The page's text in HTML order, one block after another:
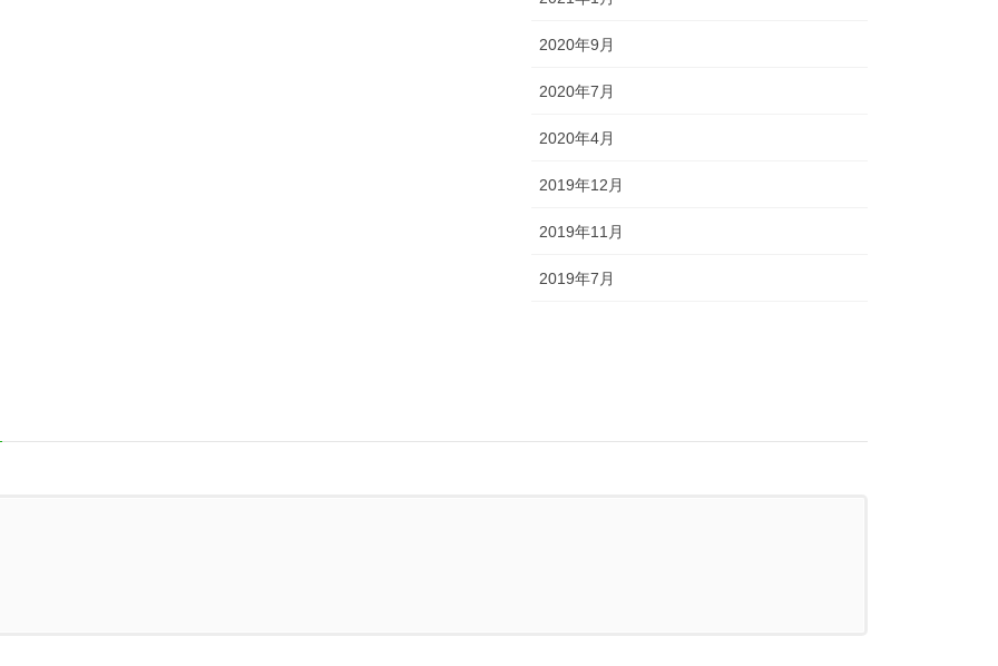
2020年9月
2020年7月
2020年4月
2019年12月
2019年11月
2019年7月